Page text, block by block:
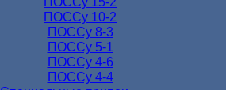
ПОССу 10-2
ПОССу 8-3
ПОССу 5-1
ПОССу 4-6
ПОССу 4-4